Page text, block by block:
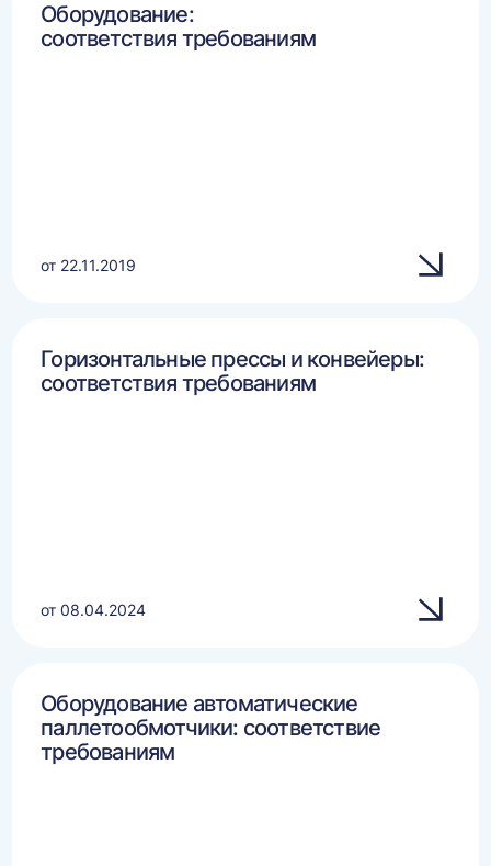
Оборудование:
соответствия требованиям
от 22.11.2019
Горизонтальные прессы и конвейеры:
соответствия требованиям
от 08.04.2024
Оборудование автоматические
паллетообмотчики: соответствие
требованиям